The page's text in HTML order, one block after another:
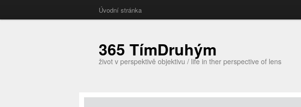
Úvodní stránka
365 TímDruhým
život v perspektivě objektivu / life in ther perspective of lens